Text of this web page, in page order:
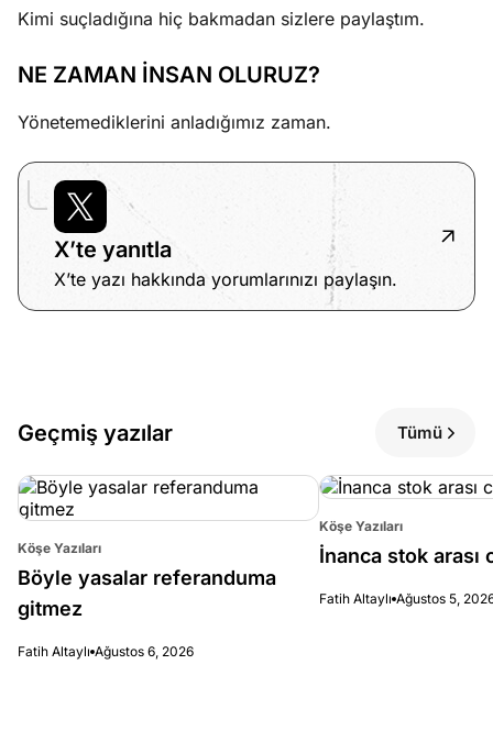
Kimi suçladığına hiç bakmadan sizlere paylaştım.
NE ZAMAN İNSAN OLURUZ?
Yönetemediklerini anladığımız zaman.
X’te yanıtla
X’te yazı hakkında yorumlarınızı paylaşın.
Geçmiş yazılar Tümü
Köşe Yazıları
Böyle yasalar referanduma
gitmez
Fatih Altaylı Ağustos 6, 2026
Köşe Yazıları
İnanca stok arası
Fatih Altaylı Ağustos 5,